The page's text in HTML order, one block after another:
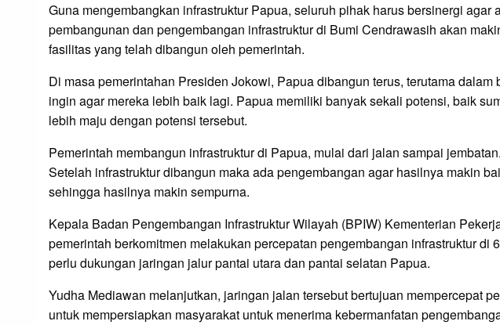
Guna mengembangkan infrastruktur Papua, seluruh pihak harus bersinergi
pembangunan dan pengembangan infrastruktur di Bumi Cendrawasih akan
fasilitas yang telah dibangun oleh pemerintah.
Di masa pemerintahan Presiden Jokowi, Papua dibangun terus, terutama
ingin agar mereka lebih baik lagi. Papua memiliki banyak sekali potensi, baik
lebih maju dengan potensi tersebut.
Pemerintah membangun infrastruktur di Papua, mulai dari jalan sampai
Setelah infrastruktur dibangun maka ada pengembangan agar hasilnya makin
sehingga hasilnya makin sempurna.
Kepala Badan Pengembangan Infrastruktur Wilayah (BPIW) Kementerian
pemerintah berkomitmen melakukan percepatan pengembangan infrastruktur
perlu dukungan jaringan jalur pantai utara dan pantai selatan Papua.
Yudha Mediawan melanjutkan, jaringan jalan tersebut bertujuan mempercepat
untuk mempersiapkan masyarakat untuk menerima kebermanfatan